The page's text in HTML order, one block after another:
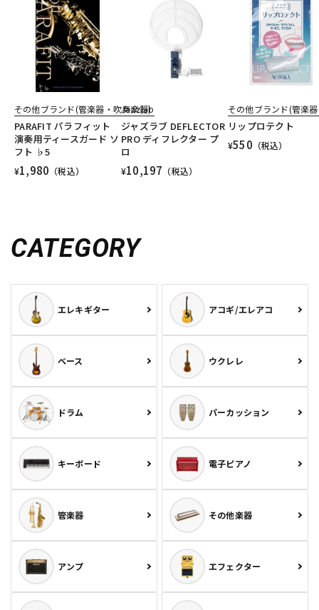
その他ブランド(管楽器・吹奏楽器)
PARAFIT パラフィット
演奏用ティースガード ソ
フト ♭5
¥1,980 （税込）
Jazzlab
ジャズラブ DEFLECTOR
PRO ディフレクター プ
ロ
¥10,197 （税込）
その他ブランド(管楽
リップロテクト
¥550 （税込）
CATEGORY
エレキギター アコギ/エレアコ
ベース ウクレレ
ドラム パーカッション
キーボード 電子ピアノ
管楽器 その他楽器
アンプ エフェクター